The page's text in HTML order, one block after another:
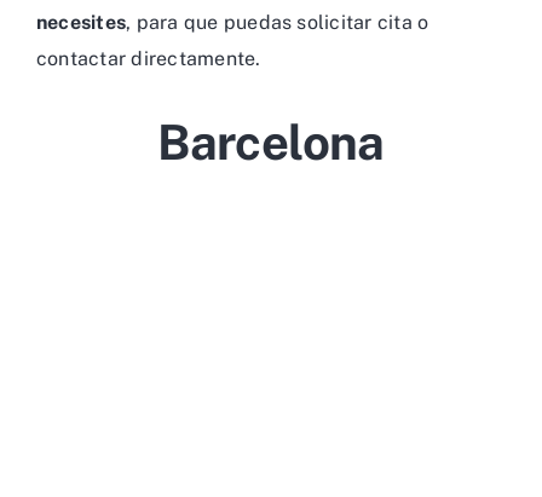
necesites, para que puedas solicitar cita o
contactar directamente.
Barcelona